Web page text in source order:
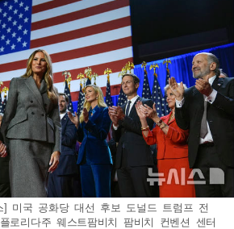
] 미국 공화당 대선 후보 도널드 트럼프 전
로리다주 웨스트팜비치 팜비치 컨벤션 센터